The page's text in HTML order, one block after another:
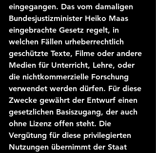
eingegangen. Das vom damaligen
Bundesjustizminister Heiko Maas
eingebrachte Gesetz regelt, in
welchen Fällen urheberrechtlich
geschützte Texte, Filme oder andere
Medien für Unterricht, Lehre, oder
die nichtkommerzielle Forschung
verwendet werden dürfen. Für diese
Zwecke gewährt der Entwurf einen
gesetzlichen Basiszugang, der auch
ohne Lizenz offen steht. Die
Vergütung für diese privilegierten
Nutzungen übernimmt der Staat